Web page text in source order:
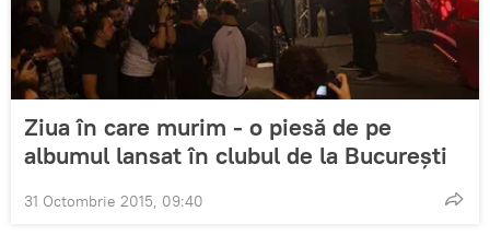
Ziua în care murim - o piesă de pe
albumul lansat în clubul de la Bucureşti
31 Octombrie 2015, 09:40